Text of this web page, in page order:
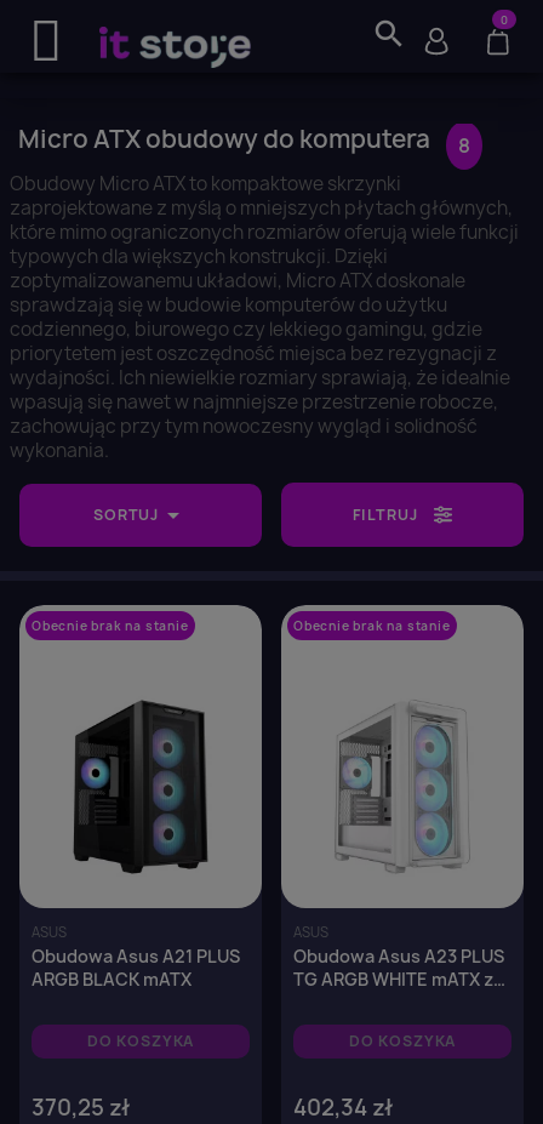
search 0
Micro ATX obudowy do komputera 8
Obudowy Micro ATX to kompaktowe skrzynki
zaprojektowane z myślą o mniejszych płytach głównych,
które mimo ograniczonych rozmiarów oferują wiele funkcji
typowych dla większych konstrukcji. Dzięki
zoptymalizowanemu układowi, Micro ATX doskonale
sprawdzają się w budowie komputerów do użytku
codziennego, biurowego czy lekkiego gamingu, gdzie
priorytetem jest oszczędność miejsca bez rezygnacji z
wydajności. Ich niewielkie rozmiary sprawiają, że idealnie
wpasują się nawet w najmniejsze przestrzenie robocze,
zachowując przy tym nowoczesny wygląd i solidność
wykonania.
SORTUJ  FILTRUJ
Obecnie brak na stanie
ASUS
Obudowa Asus A21 PLUS
ARGB BLACK mATX
DO KOSZYKA
370,25 zł
Obecnie brak na stanie
ASUS
Obudowa Asus A23 PLUS
TG ARGB WHITE mATX z
DO KOSZYKA
402,34 zł